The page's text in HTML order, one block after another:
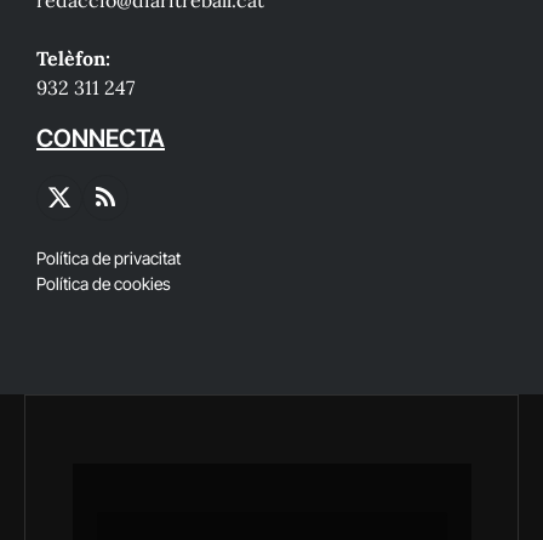
Telèfon:
932 311 247
CONNECTA
X
RSS
Política de privacitat
Política de cookies